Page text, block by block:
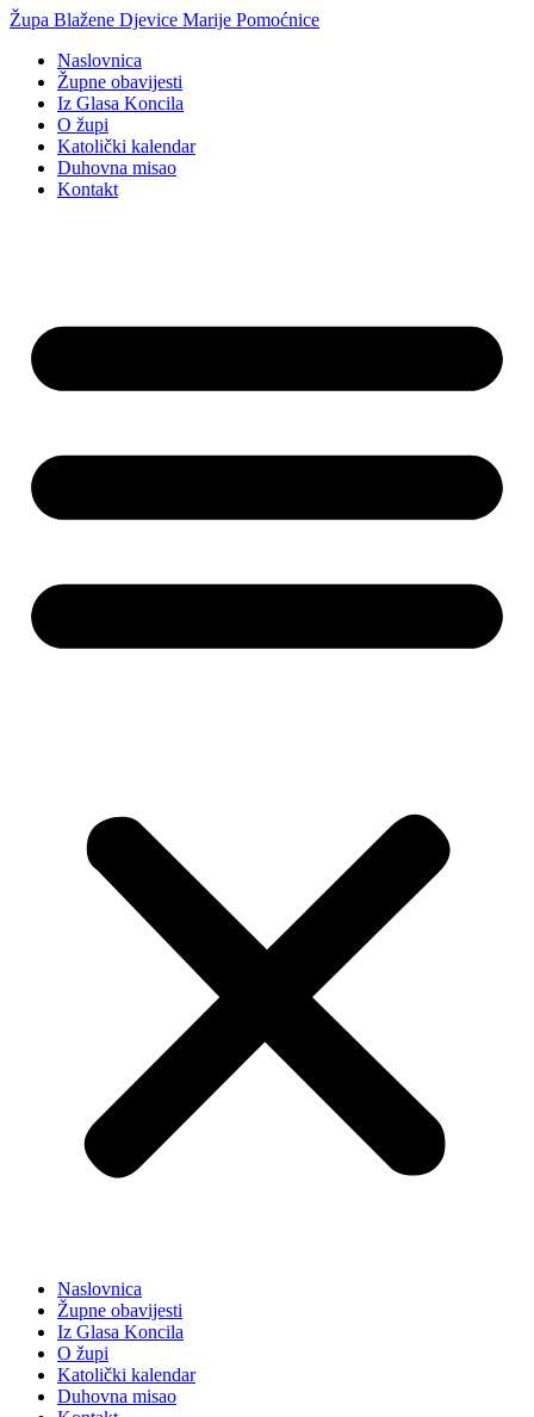
Idi
sadržaj
Župa Blažene Djevice Marije Pomoćnice
Naslovnica
Župne obavijesti
Iz Glasa Koncila
O župi
Katolički kalendar
Duhovna misao
Kontakt
Naslovnica
Župne obavijesti
Iz Glasa Koncila
O župi
Katolički kalendar
Duhovna misao